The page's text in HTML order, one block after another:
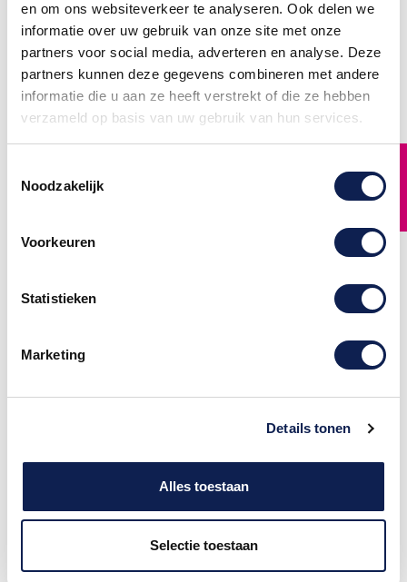
en om ons websiteverkeer te analyseren. Ook delen we
informatie over uw gebruik van onze site met onze
partners voor social media, adverteren en analyse. Deze
partners kunnen deze gegevens combineren met andere
informatie die u aan ze heeft verstrekt of die ze hebben
verzameld op basis van uw gebruik van hun services.
Noodzakelijk
Voorkeuren
Statistieken
Marketing
Details tonen
Alles toestaan
Selectie toestaan
Vlag Honduras
Vlag Honduras
sticker bestellen Laat zien
waar je vandaan komt, waar
je bent geweest en waar je
nog heen wilt met deze
vlaggensticker.
€ 1,50
Houten Figuur
Zeehond
Ons Houten Figuur Zeehond
is perfect voor ieder project
of gelegenheid. Je kunt
ornament, muurdecoratie,
en elke andere vorm van
toepassing/gebruik die je
Vergeet die hond, hier
Tankpad Sticker
ontwerpen